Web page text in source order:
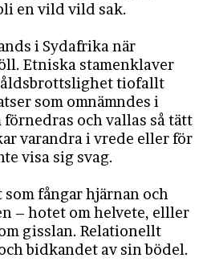
en vild vild sak.
i Sydafrika när
Etniska stamenklaver
tiofallt
som omnämndes i
förnedras och vallas så tätt
varandra i vrede eller för
visa sig svag.
som fångar hjärnan och
– hotet om helvete, elller
gisslan. Relationellt
bidkandet av sin bödel.